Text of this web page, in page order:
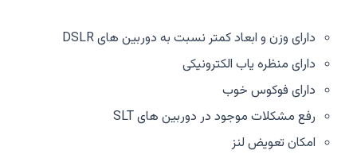
دارای وزن و ابعاد کمتر نسبت به دوربین های DSLR
دارای منظره یاب الکترونیکی
دارای فوکوس خوب
رفع مشکلات موجود در دوربین های SLT
امکان تعویض لنز